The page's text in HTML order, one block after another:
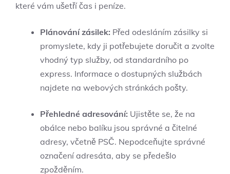
které vám ušetří čas i peníze.
Plánování zásilek: Před odesláním zásilky si
promyslete, kdy ji potřebujete doručit a zvolte
vhodný typ služby, od standardního po
express. Informace o dostupných službách
najdete na webových stránkách pošty.
Přehledné adresování: Ujistěte se, že na
obálce nebo balíku jsou správné a čitelné
adresy, včetně PSČ. Nepodceňujte správné
označení adresáta, aby se předešlo
zpožděním.